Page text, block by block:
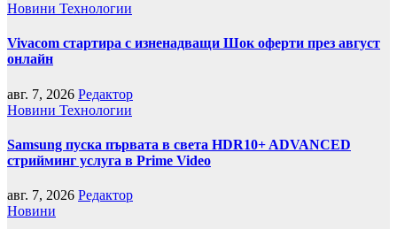
Новини Технологии
Vivacom стартира с изненадващи Шок оферти през август
онлайн
авг. 7, 2026 Редактор
Новини Технологии
Samsung пуска първата в света HDR10+ ADVANCED
стрийминг услуга в Prime Video
авг. 7, 2026 Редактор
Новини